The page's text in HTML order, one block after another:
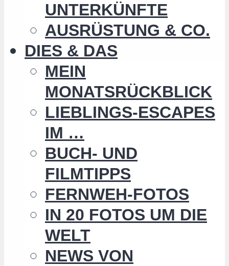
UNTERKÜNFTE
AUSRÜSTUNG & CO.
DIES & DAS
MEIN
MONATSRÜCKBLICK
LIEBLINGS-ESCAPES
IM …
BUCH- UND
FILMTIPPS
FERNWEH-FOTOS
IN 20 FOTOS UM DIE
WELT
NEWS VON